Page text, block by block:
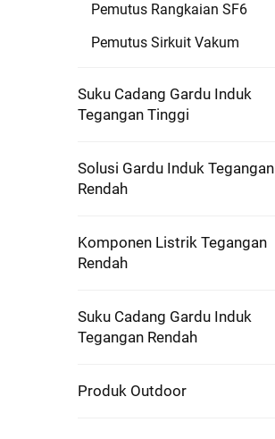
Pemutus Rangkaian SF6
Pemutus Sirkuit Vakum
Suku Cadang Gardu Induk
Tegangan Tinggi
Solusi Gardu Induk Tegangan
Rendah
Komponen Listrik Tegangan
Rendah
Suku Cadang Gardu Induk
Tegangan Rendah
Produk Outdoor